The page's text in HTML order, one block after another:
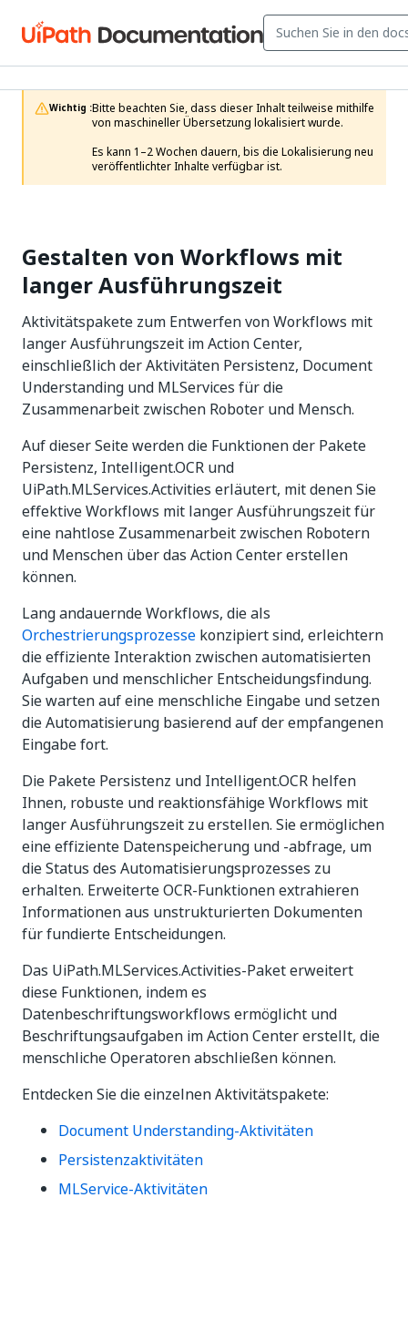
Wichtig :Bitte beachten Sie, dass dieser Inhalt teilweise mithilfe
von maschineller Übersetzung lokalisiert wurde.
Es kann 1–2 Wochen dauern, bis die Lokalisierung neu
veröffentlichter Inhalte verfügbar ist.
Gestalten von Workflows mit
langer Ausführungszeit
Aktivitätspakete zum Entwerfen von Workflows mit
langer Ausführungszeit im Action Center,
einschließlich der Aktivitäten Persistenz, Document
Understanding und MLServices für die
Zusammenarbeit zwischen Roboter und Mensch.
Auf dieser Seite werden die Funktionen der Pakete
Persistenz, Intelligent.OCR und
UiPath.MLServices.Activities erläutert, mit denen Sie
effektive Workflows mit langer Ausführungszeit für
eine nahtlose Zusammenarbeit zwischen Robotern
und Menschen über das Action Center erstellen
können.
Lang andauernde Workflows, die als
Orchestrierungsprozesse konzipiert sind, erleichtern
die effiziente Interaktion zwischen automatisierten
Aufgaben und menschlicher Entscheidungsfindung.
Sie warten auf eine menschliche Eingabe und setzen
die Automatisierung basierend auf der empfangenen
Eingabe fort.
Die Pakete Persistenz und Intelligent.OCR helfen
Ihnen, robuste und reaktionsfähige Workflows mit
langer Ausführungszeit zu erstellen. Sie ermöglichen
eine effiziente Datenspeicherung und -abfrage, um
die Status des Automatisierungsprozesses zu
erhalten. Erweiterte OCR-Funktionen extrahieren
Informationen aus unstrukturierten Dokumenten
für fundierte Entscheidungen.
Das UiPath.MLServices.Activities-Paket erweitert
diese Funktionen, indem es
Datenbeschriftungsworkflows ermöglicht und
Beschriftungsaufgaben im Action Center erstellt, die
menschliche Operatoren abschließen können.
Entdecken Sie die einzelnen Aktivitätspakete:
Document Understanding-Aktivitäten
Persistenzaktivitäten
MLService-Aktivitäten